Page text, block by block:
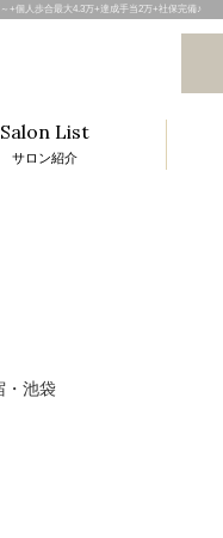
+個人歩合最大4.3万+達成手当2万+社保完備♪
Salon List
サロン紹介